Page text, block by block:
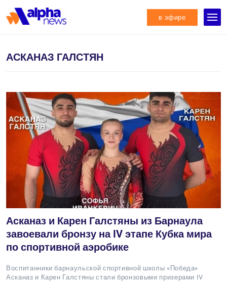
в эфире
АСКАНАЗ ГАЛСТЯН
Асканаз и Карен Галстяны из Барнаула
завоевали бронзу на IV этапе Кубка мира
по спортивной аэробике
Воспитанники барнаульской спортивной школы «Победа»
Асканаз и Карен Галстяны стали бронзовыми призерами IV